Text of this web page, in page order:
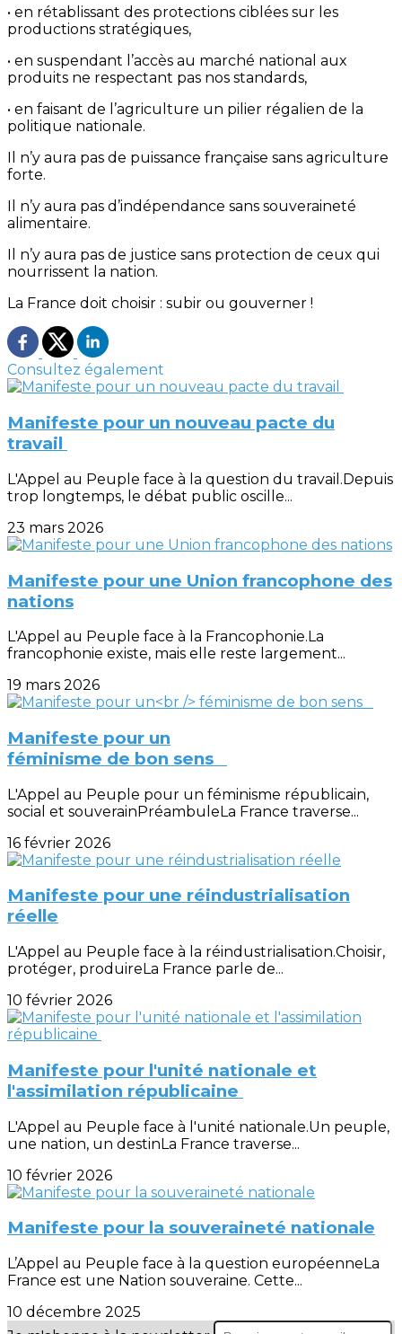
• en rétablissant des protections ciblées sur les
productions stratégiques,
• en suspendant l’accès au marché national aux
produits ne respectant pas nos standards,
• en faisant de l’agriculture un pilier régalien de la
politique nationale.
Il n’y aura pas de puissance française sans agriculture
forte.
Il n’y aura pas d’indépendance sans souveraineté
alimentaire.
Il n’y aura pas de justice sans protection de ceux qui
nourrissent la nation.
La France doit choisir : subir ou gouverner !
Consultez également
Manifeste pour un nouveau pacte du
travail
L'Appel au Peuple face à la question du travail.Depuis
trop longtemps, le débat public oscille...
23 mars 2026
Manifeste pour une Union francophone des
nations
L'Appel au Peuple face à la Francophonie.La
francophonie existe, mais elle reste largement...
19 mars 2026
Manifeste pour un
féminisme de bon sens
L'Appel au Peuple pour un féminisme républicain,
social et souverainPréambuleLa France traverse...
16 février 2026
Manifeste pour une réindustrialisation
réelle
L'Appel au Peuple face à la réindustrialisation.Choisir,
protéger, produireLa France parle de...
10 février 2026
Manifeste pour l'unité nationale et
l'assimilation républicaine
L'Appel au Peuple face à l'unité nationale.Un peuple,
une nation, un destinLa France traverse...
10 février 2026
Manifeste pour la souveraineté nationale
L’Appel au Peuple face à la question européenneLa
France est une Nation souveraine. Cette...
10 décembre 2025